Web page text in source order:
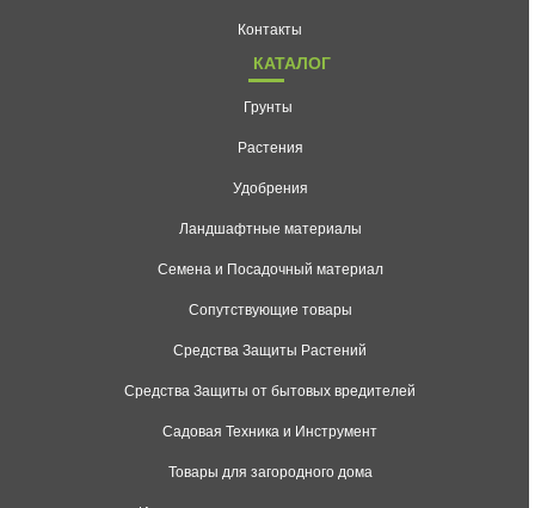
Контакты
КАТАЛОГ
Грунты
Растения
Удобрения
Ландшафтные материалы
Семена и Посадочный материал
Сопутствующие товары
Средства Защиты Растений
Средства Защиты от бытовых вредителей
Садовая Техника и Инструмент
Товары для загородного дома